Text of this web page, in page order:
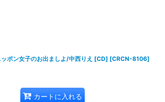
ポン女子のお出ましよ/中西りえ [CD] [CRCN-8106]
カートに入れる